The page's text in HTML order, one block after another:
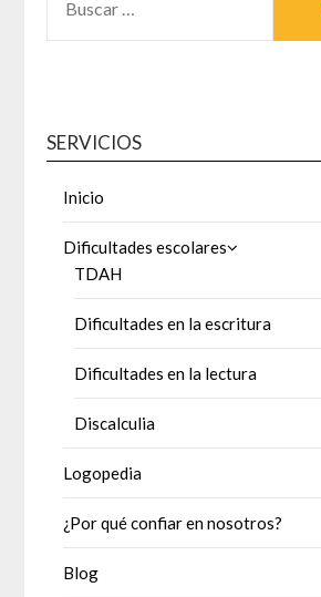
SERVICIOS
Inicio
Dificultades escolares
TDAH
Dificultades en la escritura
Dificultades en la lectura
Discalculia
Logopedia
¿Por qué confiar en nosotros?
Blog